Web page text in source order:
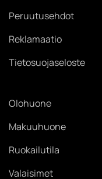
Peruutusehdot
Reklamaatio
Tietosuojaseloste
Olohuone
Makuuhuone
Ruokailutila
Valaisimet